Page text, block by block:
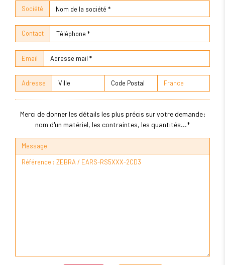
Société
Contact
Email
Adresse
Merci de donner les détails les plus précis sur votre demande:
nom d'un matériel, les contraintes, les quantités...*
Message